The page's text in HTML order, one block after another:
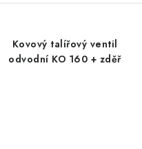
Kovový talířový ventil
odvodní KO 160 + zděř